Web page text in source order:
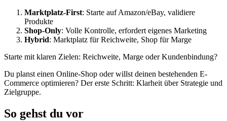
Marktplatz-First: Starte auf Amazon/eBay, validiere
Produkte
Shop-Only: Volle Kontrolle, erfordert eigenes Marketing
Hybrid: Marktplatz für Reichweite, Shop für Marge
Starte mit klaren Zielen: Reichweite, Marge oder Kundenbindung?
Du planst einen Online-Shop oder willst deinen bestehenden E-
Commerce optimieren? Der erste Schritt: Klarheit über Strategie und
Zielgruppe.
So gehst du vor